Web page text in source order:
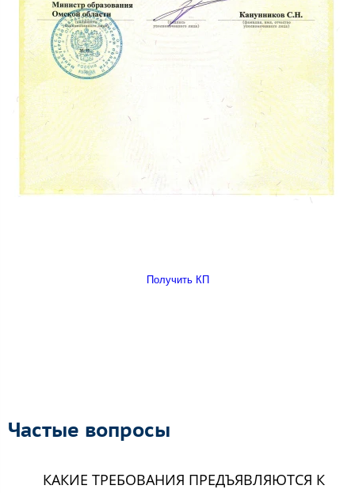
Получить КП
Частые вопросы
КАКИЕ ТРЕБОВАНИЯ ПРЕДЪЯВЛЯЮТСЯ К